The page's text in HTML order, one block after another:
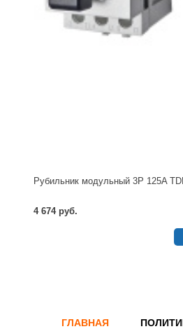
Рубильник модульный 3P 125A
4 674 руб.
ГЛАВНАЯ